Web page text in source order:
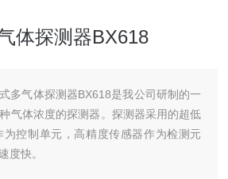
体探测器BX618
多气体探测器BX618是我公司研制的一
气体浓度的探测器。探测器采用的超低
控制单元，高精度传感器作为检测元
度快。